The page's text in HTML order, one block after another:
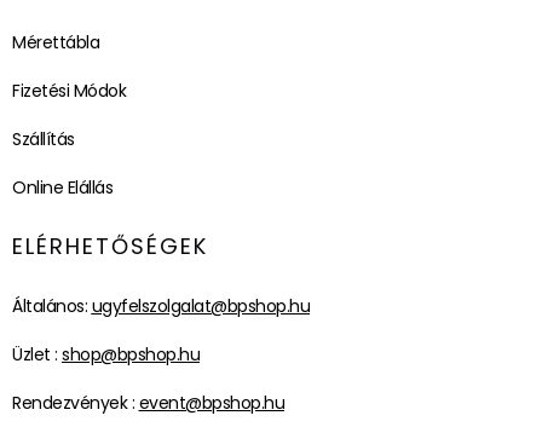
Mérettábla
Fizetési Módok
Szállítás
Online Elállás
ELÉRHETŐSÉGEK
Általános: ugyfelszolgalat@bpshop.hu
Üzlet : shop@bpshop.hu
Rendezvények : event@bpshop.hu